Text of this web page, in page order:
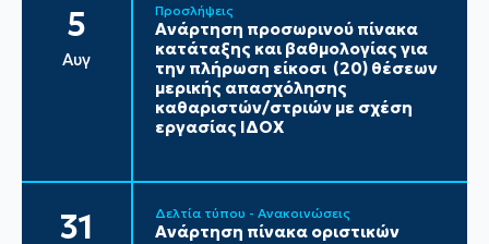
5
Αυγ
Προσλήψεις
Ανάρτηση προσωρινού πίνακα
κατάταξης και βαθμολογίας για
την πλήρωση είκοσι (20) θέσεων
μερικής απασχόλησης
καθαριστών/στριών με σχέση
εργασίας ΙΔΟΧ
31 Δελτία τύπου - Ανακοινώσεις
Ανάρτηση πίνακα οριστικών